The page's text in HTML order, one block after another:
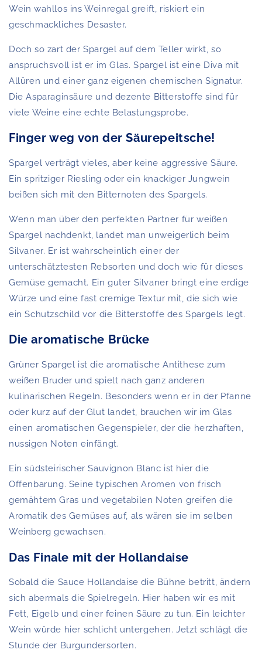
Wein wahllos ins Weinregal greift, riskiert ein
geschmackliches Desaster.
Doch so zart der Spargel auf dem Teller wirkt, so
anspruchsvoll ist er im Glas. Spargel ist eine Diva mit
Allüren und einer ganz eigenen chemischen Signatur.
Die Asparaginsäure und dezente Bitterstoffe sind für
viele Weine eine echte Belastungsprobe.
Finger weg von der Säurepeitsche!
Spargel verträgt vieles, aber keine aggressive Säure.
Ein spritziger Riesling oder ein knackiger Jungwein
beißen sich mit den Bitternoten des Spargels.
Wenn man über den perfekten Partner für weißen
Spargel nachdenkt, landet man unweigerlich beim
Silvaner. Er ist wahrscheinlich einer der
unterschätztesten Rebsorten und doch wie für dieses
Gemüse gemacht. Ein guter Silvaner bringt eine erdige
Würze und eine fast cremige Textur mit, die sich wie
ein Schutzschild vor die Bitterstoffe des Spargels legt.
Die aromatische Brücke
Grüner Spargel ist die aromatische Antithese zum
weißen Bruder und spielt nach ganz anderen
kulinarischen Regeln. Besonders wenn er in der Pfanne
oder kurz auf der Glut landet, brauchen wir im Glas
einen aromatischen Gegenspieler, der die herzhaften,
nussigen Noten einfängt.
Ein südsteirischer Sauvignon Blanc ist hier die
Offenbarung. Seine typischen Aromen von frisch
gemähtem Gras und vegetabilen Noten greifen die
Aromatik des Gemüses auf, als wären sie im selben
Weinberg gewachsen.
Das Finale mit der Hollandaise
Sobald die Sauce Hollandaise die Bühne betritt, ändern
sich abermals die Spielregeln. Hier haben wir es mit
Fett, Eigelb und einer feinen Säure zu tun. Ein leichter
Wein würde hier schlicht untergehen. Jetzt schlägt die
Stunde der Burgundersorten.